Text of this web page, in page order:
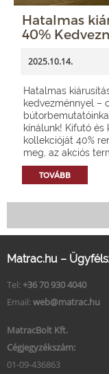
Hatalmas
40%
2025.10.14.
Hatalmas
kedvezménnyel –
kínálunk! Kifutó
kollekcióját 40%
meg, az akciós
TOVÁBB
Matrac.hu –
Tel: +36 70 930 4040
Email: web@matrac.hu
MatracBolt Kft.
Cégjegyzékszám:
01-09-436863